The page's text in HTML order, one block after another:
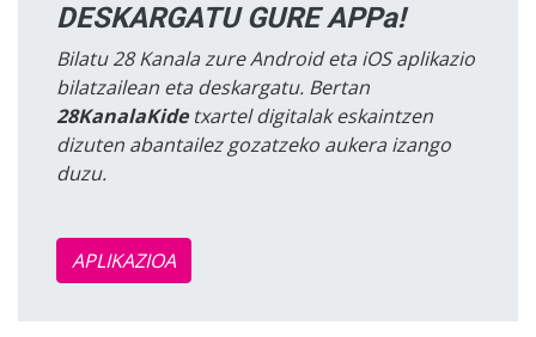
DESKARGATU GURE APPa!
Bilatu 28 Kanala zure Android eta iOS aplikazio
bilatzailean eta deskargatu. Bertan
28KanalaKidetxartel digitalak eskaintzen
dizuten abantailez gozatzeko aukera izango
duzu.
APLIKAZIOA